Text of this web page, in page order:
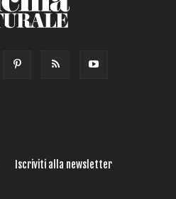
Iscriviti alla newsletter